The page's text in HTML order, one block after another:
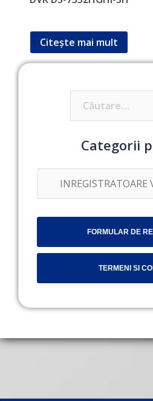
Citește mai mult
Categorii
FORMULAR DE
TERMENI SI